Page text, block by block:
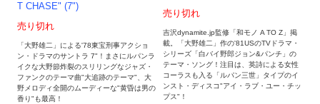
T CHASE" (7")
売り切れ
「大野雄二」による'78東宝刑事アクショ
ン・ドラマのサントラ 7"！まさにルパンラ
イクな大野節炸裂のスリリングなジャズ・
ファンクのテーマ曲"大追跡のテーマ"、大
野メロディ全開のムーディーな"黄昏は男の
香り"も最高！
売り切れ
吉沢dynamite.jp監修「和モノ A TO Z」掲
載。「大野雄二」作の'81USのTVドラマ・
シリーズ「白バイ野郎ジョン&パンチ」の
テーマ・ソング！注目は、英詩による女性
コーラスも入る「ルパン三世」タイプのイ
ンスト・ディスコ"アイ・ラブ・ユー・チッ
プス"！